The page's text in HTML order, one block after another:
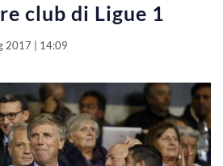
club di Ligue 1
2017 | 14:09